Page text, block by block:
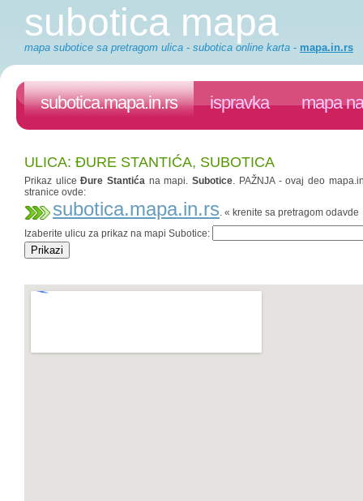
subotica mapa
mapa subotice sa pretragom ulica - subotica online karta - mapa.in.rs
subotica.mapa.in.rs ispravka mapa
ULICA: ĐURE STANTIĆA, SUBOTICA
Prikaz uliceĐure Stantića na mapi.Subotice. PAŽNJA - ovaj deo
stranice ovde:
subotica.mapa.in.rs. « krenite sa pretragom odavde
Izaberite ulicu za prikaz na mapi Subotice: